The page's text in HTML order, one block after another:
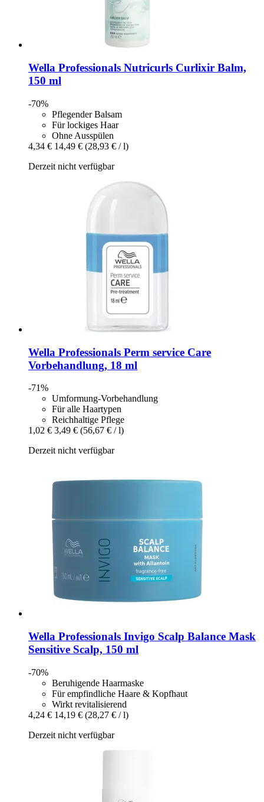
Wella Professionals Nutricurls Curlixir Balm,
150 ml
-70%
Pflegender Balsam
Für lockiges Haar
Ohne Ausspülen
4,34 € 14,49 € (28,93 € / l)
Derzeit nicht verfügbar
Wella Professionals Perm service Care
Vorbehandlung, 18 ml
-71%
Umformung-Vorbehandlung
Für alle Haartypen
Reichhaltige Pflege
1,02 € 3,49 € (56,67 € / l)
Derzeit nicht verfügbar
Wella Professionals Invigo Scalp Balance Mask
Sensitive Scalp, 150 ml
-70%
Beruhigende Haarmaske
Für empfindliche Haare & Kopfhaut
Wirkt revitalisierend
4,24 € 14,19 € (28,27 € / l)
Derzeit nicht verfügbar